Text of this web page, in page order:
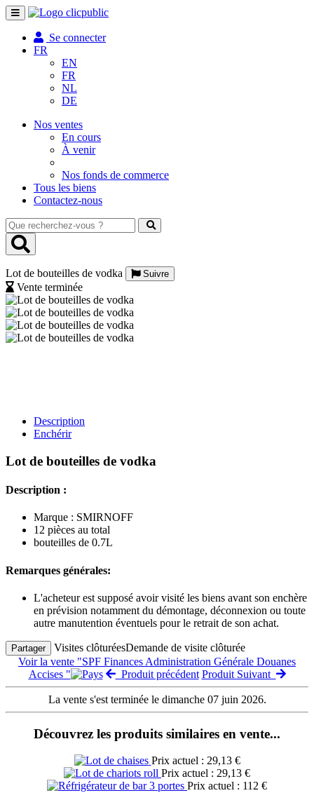
Toggle
navigation
Se connecter
FR
EN
FR
NL
DE
Nos ventes
En cours
À venir
Nos fonds de commerce
Tous les biens
Contactez-nous
Que
recherchez-
vous
Lot de bouteilles de vodka
Suivre
Vente terminée
Description
Enchérir
Lot de bouteilles de vodka
Description :
Marque : SMIRNOFF
12 pièces au total
bouteilles de 0.7L
Remarques générales:
L'acheteur est supposé avoir visité les biens avant son enchère
en prévision notamment du démontage, déconnexion ou toute
autre manutention éventuels pour le retrait de son achat.
Partager Visites clôturéesDemande de visite clôturée
Voir la vente "SPF Finances Administration Générale Douanes
Accises "
Produit précédent Produit Suivant
La vente s'est terminée le dimanche 07 juin 2026.
Découvrez les produits similaires en vente...
Prix actuel : 29,13 €
Prix actuel : 29,13 €
Prix actuel : 112 €